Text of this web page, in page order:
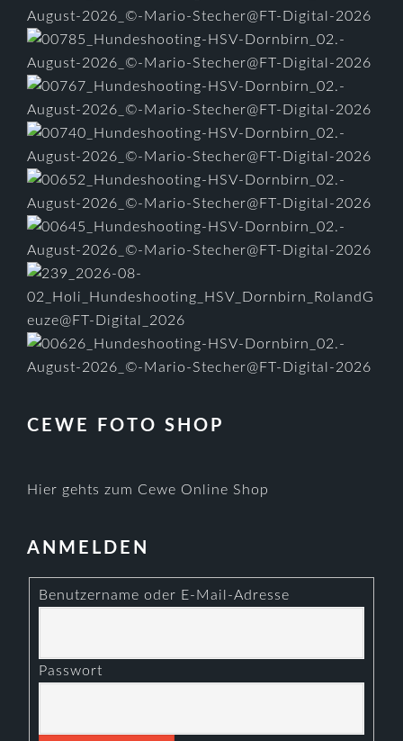
CEWE FOTO SHOP
Hier gehts zum Cewe Online Shop
ANMELDEN
Benutzername oder E-Mail-Adresse
Passwort